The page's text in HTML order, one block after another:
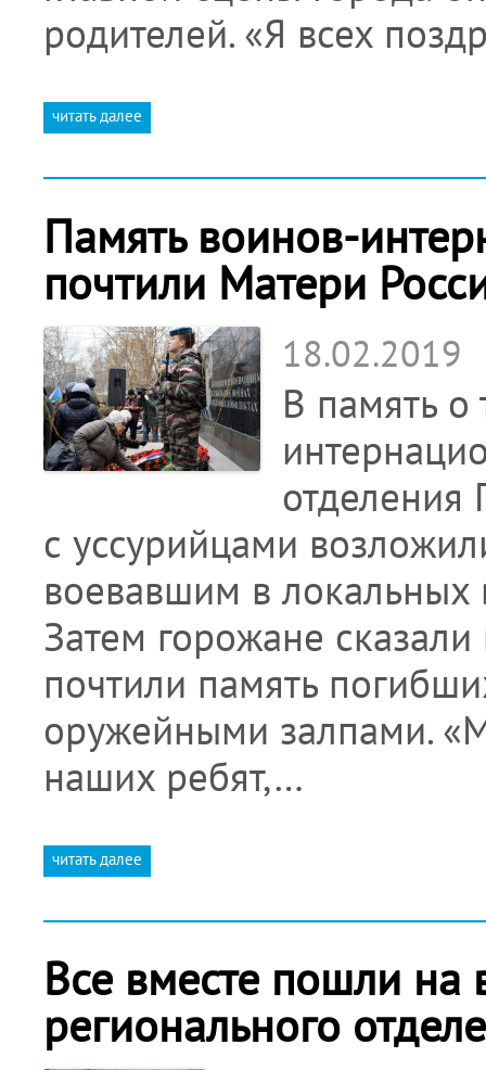
родителей. «Я всех
читать далее
Память воинов-
почтили Матери
18.02.2019
В память о
с уссурийцами
воевавшим в локальных
Затем горожане
почтили память
оружейными залпами.
наших ребят,…
читать далее
Все вместе пошли на
регионального